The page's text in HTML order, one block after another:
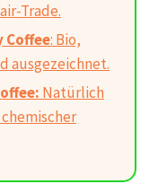
Trade.
Coffee: Bio,
ausgezeichnet.
Natürlich